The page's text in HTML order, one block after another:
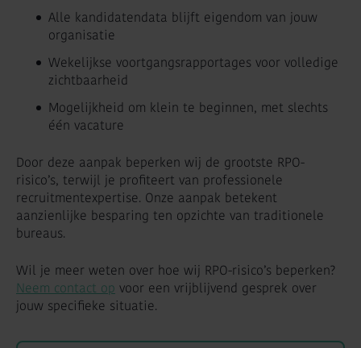
Alle kandidatendata blijft eigendom van jouw
organisatie
Wekelijkse voortgangsrapportages voor volledige
zichtbaarheid
Mogelijkheid om klein te beginnen, met slechts
één vacature
Door deze aanpak beperken wij de grootste RPO-
risico’s, terwijl je profiteert van professionele
recruitmentexpertise. Onze aanpak betekent
aanzienlijke besparing ten opzichte van traditionele
bureaus.
Wil je meer weten over hoe wij RPO-risico’s beperken?
Neem contact op voor een vrijblijvend gesprek over
jouw specifieke situatie.